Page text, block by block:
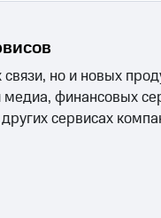
но и новых
финансовых
сервисах